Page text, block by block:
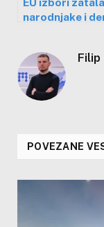
narodnjake i
Filip
POVEZANE